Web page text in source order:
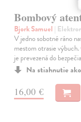
Bombový
Bjork Samuel |
V jedno sobotné ráno
mestom otrasie
je prevezená do
Na stiahnutie ako
16,00 €